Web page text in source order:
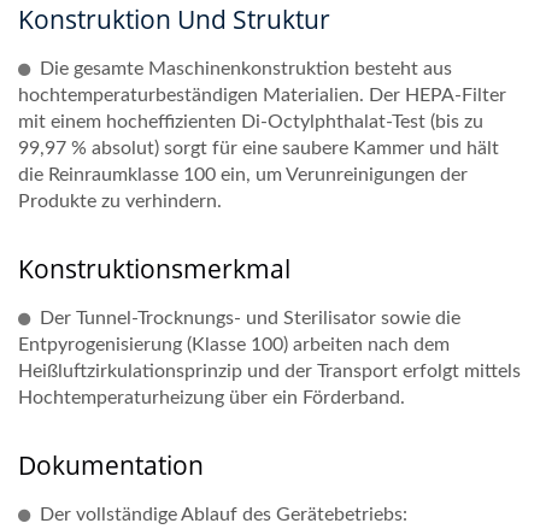
Konstruktion Und Struktur
Die gesamte Maschinenkonstruktion besteht aus
hochtemperaturbeständigen Materialien. Der HEPA-Filter
mit einem hocheffizienten Di-Octylphthalat-Test (bis zu
99,97 % absolut) sorgt für eine saubere Kammer und hält
die Reinraumklasse 100 ein, um Verunreinigungen der
Produkte zu verhindern.
Konstruktionsmerkmal
Der Tunnel-Trocknungs- und Sterilisator sowie die
Entpyrogenisierung (Klasse 100) arbeiten nach dem
Heißluftzirkulationsprinzip und der Transport erfolgt mittels
Hochtemperaturheizung über ein Förderband.
Dokumentation
Der vollständige Ablauf des Gerätebetriebs: